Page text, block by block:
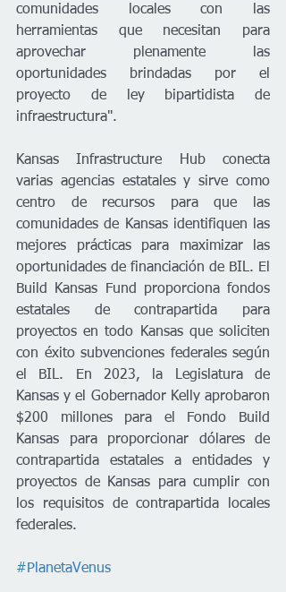
comunidades locales con las
herramientas que necesitan para
aprovechar plenamente las
oportunidades brindadas por el
proyecto de ley bipartidista de
infraestructura".
Kansas Infrastructure Hub conecta
varias agencias estatales y sirve como
centro de recursos para que las
comunidades de Kansas identifiquen las
mejores prácticas para maximizar las
oportunidades de financiación de BIL. El
Build Kansas Fund proporciona fondos
estatales de contrapartida para
proyectos en todo Kansas que soliciten
con éxito subvenciones federales según
el BIL. En 2023, la Legislatura de
Kansas y el Gobernador Kelly aprobaron
$200 millones para el Fondo Build
Kansas para proporcionar dólares de
contrapartida estatales a entidades y
proyectos de Kansas para cumplir con
los requisitos de contrapartida locales
federales.
#PlanetaVenus